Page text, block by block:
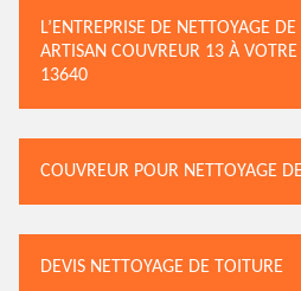
L’ENTREPRISE DE NETTOYAGE
ARTISAN COUVREUR 13 À
13640
COUVREUR POUR NETTOYAGE
DEVIS NETTOYAGE DE TOITURE